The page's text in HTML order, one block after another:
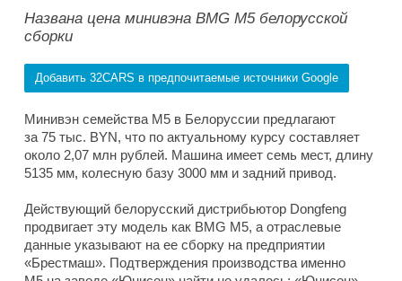
Названа цена минивэна BMG M5 белорусской
сборки
Добавить 32CARS в предпочитаемые источники Google
Минивэн семейства M5 в Белоруссии предлагают
за 75 тыс. BYN, что по актуальному курсу составляет
около 2,07 млн рублей. Машина имеет семь мест, длину
5135 мм, колесную базу 3000 мм и задний привод.
Действующий белорусский дистрибьютор Dongfeng
продвигает эту модель как BMG M5, а отраслевые
данные указывают на ее сборку на предприятии
«Брестмаш». Подтверждения производства именно